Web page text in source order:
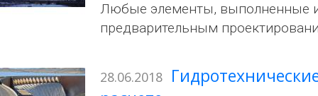
Любые элементы, выполненные
предварительным
28.06.2018